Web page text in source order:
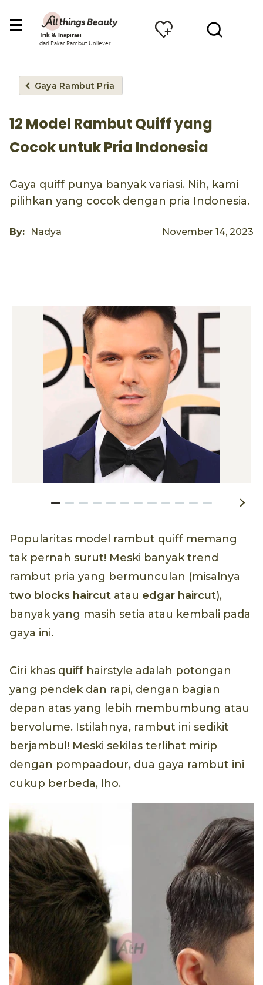
Trik & Inspirasi
dari Pakar Rambut Unilever
Gaya Rambut Pria
12 Model Rambut Quiff yang
Cocok untuk Pria Indonesia
Gaya quiff punya banyak variasi. Nih, kami
pilihkan yang cocok dengan pria Indonesia.
By: Nadya November 14, 2023
Popularitas model rambut quiff memang
tak pernah surut! Meski banyak trend
rambut pria yang bermunculan (misalnya
two blocks haircut atau edgar haircut),
banyak yang masih setia atau kembali pada
gaya ini.
Ciri khas quiff hairstyle adalah potongan
yang pendek dan rapi, dengan bagian
depan atas yang lebih membumbung atau
bervolume. Istilahnya, rambut ini sedikit
berjambul! Meski sekilas terlihat mirip
dengan pompaadour, dua gaya rambut ini
cukup berbeda, lho.